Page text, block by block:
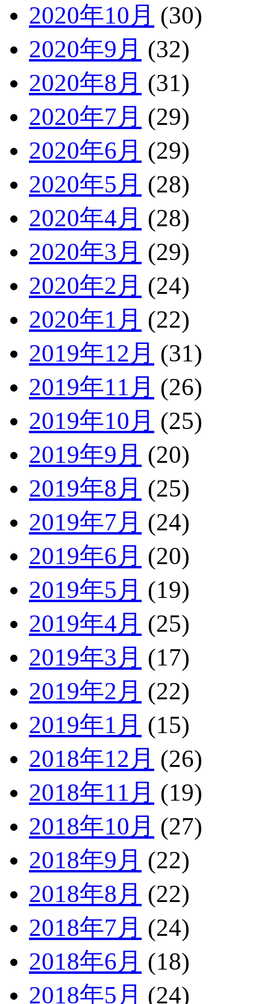
2020年10月 (30)
2020年9月 (32)
2020年8月 (31)
2020年7月 (29)
2020年6月 (29)
2020年5月 (28)
2020年4月 (28)
2020年3月 (29)
2020年2月 (24)
2020年1月 (22)
2019年12月 (31)
2019年11月 (26)
2019年10月 (25)
2019年9月 (20)
2019年8月 (25)
2019年7月 (24)
2019年6月 (20)
2019年5月 (19)
2019年4月 (25)
2019年3月 (17)
2019年2月 (22)
2019年1月 (15)
2018年12月 (26)
2018年11月 (19)
2018年10月 (27)
2018年9月 (22)
2018年8月 (22)
2018年7月 (24)
2018年6月 (18)
2018年5月 (24)